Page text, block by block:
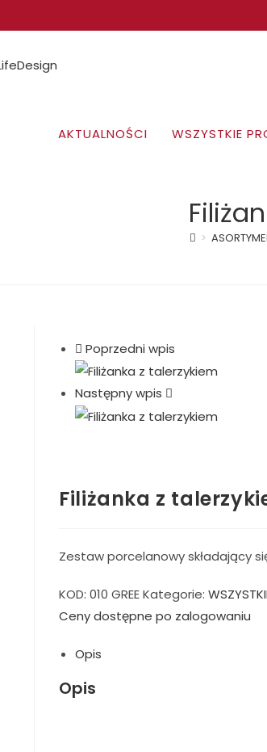
AKTUALNOŚCI WSZYSTKIE
>
Poprzedni wpis
Następny wpis
Filiżanka z
Zestaw porcelanowy składający
KOD:010 GREEKategorie:
Ceny dostępne po zalogowaniu
Opis
Opis